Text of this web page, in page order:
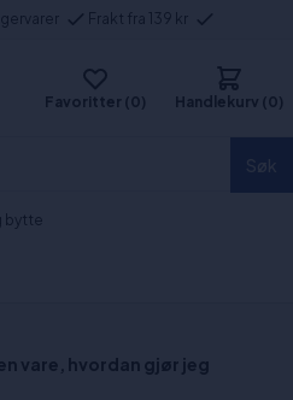
Frakt fra 139 kr
Favoritter (0) Handlekurv (0)
bytte
vare, hvordan gjør jeg